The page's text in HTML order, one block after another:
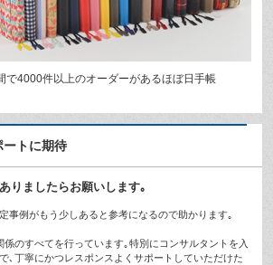
で4000件以上のオーダーがあるほぼ日手帳
ートに期待
ましたらお願いします｡
事例がもう少しあると参考になるので助かります｡
のすべてを行っています｡特別にコンサルタントを入
､丁寧にかつレスポンスよくサポートしていただけた